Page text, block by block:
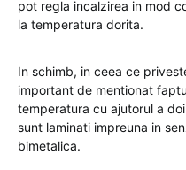
pot regla incalzirea in mod
la temperatura dorita.
In schimb, in ceea ce
important de mentionat
temperatura cu ajutorul a
sunt laminati impreuna in
bimetalica.